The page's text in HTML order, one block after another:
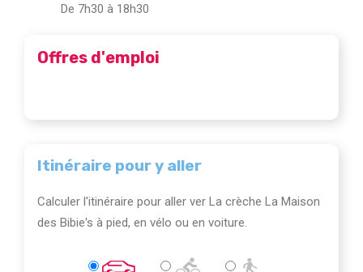
De 7h30 à 18h30
Offres d'emploi
Itinéraire pour y aller
Calculer l'itinéraire pour aller ver La crèche La Maison
des Bibie's à pied, en vélo ou en voiture.